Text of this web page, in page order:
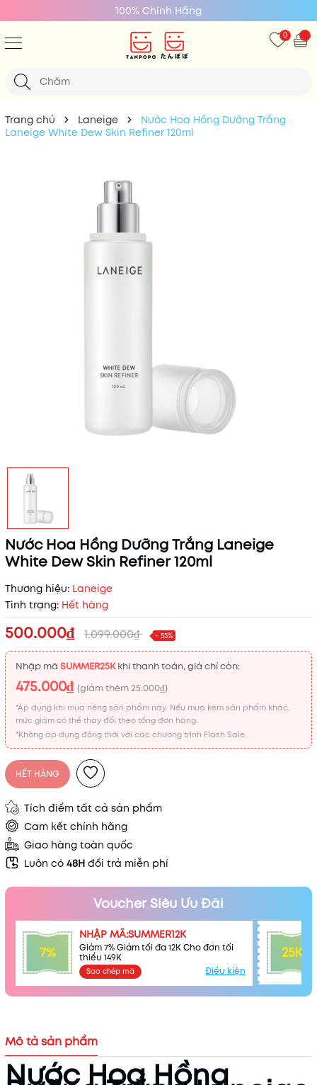
100% Chính Hãng
0
Trang chủ Laneige
Nước Hoa Hồng Dưỡng Trắng
Laneige White Dew Skin Refiner 120ml
Nước Hoa Hồng Dưỡng Trắng Laneige
White Dew Skin Refiner 120ml
Thương hiệu: Laneige
Tình trạng: Hết hàng
500.000₫ 1.099.000₫ - 55%
Nhập mã SUMMER25Kkhi thanh toán, giá chỉ còn:
475.000₫ (giảm thêm25.000₫)
*Áp dụng khi mua riêng sản phẩm này. Nếu mua kèm sản phẩm khác,
mức giảm có thể thay đổi theo tổng đơn hàng.
*Không áp dụng đồng thời với các chương trình Flash Sale.
HẾT HÀNG
Tích điểm tất cả sản phẩm
Cam kết chính hãng
Giao hàng toàn quốc
Luôn có 48H đổi trả miễn phí
Voucher Siêu Ưu Đãi
7%
NHẬP MÃ:SUMMER12K
Giảm 7% Giảm tối đa 12K Cho đơn tối
thiểu 149K
Sao chép mã Điều kiện
25K
Điều kiện:
Mô tả sản phẩm
Nước Hoa Hồng